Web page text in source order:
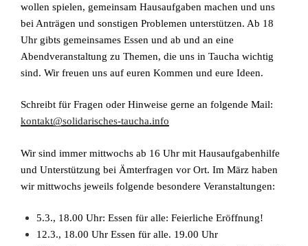
wollen spielen, gemeinsam Hausaufgaben machen und uns
bei Anträgen und sonstigen Problemen unterstützen. Ab 18
Uhr gibts gemeinsames Essen und ab und an eine
Abendveranstaltung zu Themen, die uns in Taucha wichtig
sind. Wir freuen uns auf euren Kommen und eure Ideen.
Schreibt für Fragen oder Hinweise gerne an folgende Mail:
kontakt@solidarisches-taucha.info
Wir sind immer mittwochs ab 16 Uhr mit Hausaufgabenhilfe
und Unterstützung bei Ämterfragen vor Ort. Im März haben
wir mittwochs jeweils folgende besondere Veranstaltungen:
5.3., 18.00 Uhr: Essen für alle: Feierliche Eröffnung!
12.3., 18.00 Uhr Essen für alle. 19.00 Uhr